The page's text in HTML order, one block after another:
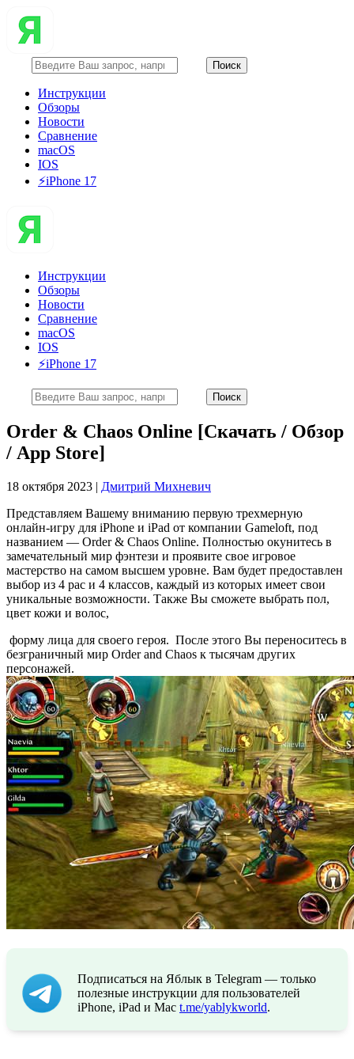
Инструкции
Обзоры
Новости
Сравнение
macOS
IOS
⚡️iPhone 17
Инструкции
Обзоры
Новости
Сравнение
macOS
IOS
⚡️iPhone 17
Order & Chaos Online [Скачать / Обзор
/ App Store]
18 октября 2023 | Дмитрий Михневич
Представляем Вашему вниманию первую трехмерную
онлайн-игру для iPhone и iPad от компании Gameloft, под
названием — Order & Chaos Online. Полностью окунитесь в
замечательный мир фэнтези и проявите свое игровое
мастерство на самом высшем уровне. Вам будет предоставлен
выбор из 4 рас и 4 классов, каждый из которых имеет свои
уникальные возможности. Также Вы сможете выбрать пол,
цвет кожи и волос,
форму лица для своего героя. После этого Вы переноситесь в
безграничный мир Order and Chaos к тысячам других
персонажей.
Подписаться на Яблык в Telegram — только
полезные инструкции для пользователей
iPhone, iPad и Mac t.me/yablykworld.